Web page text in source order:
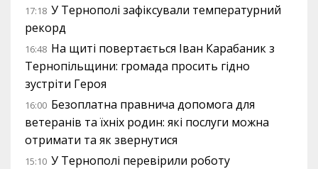
17:18 У Тернополі зафіксували температурний
рекорд
16:48 На щиті повертається Іван Карабаник з
Тернопільщини: громада просить гідно
зустріти Героя
16:00 Безоплатна правнича допомога для
ветеранів та їхніх родин: які послуги можна
отримати та як звернутися
15:10 У Тернополі перевірили роботу